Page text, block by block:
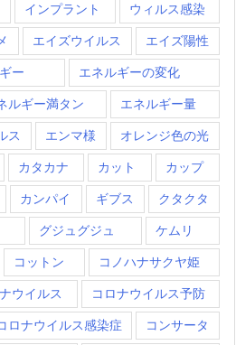
インプラント ウィルス感染
エイズウイルス エイズ陽性
ー エネルギーの変化
ルギー満タン エネルギー量
ス エンマ様 オレンジ色の光
カタカナ カット カップ
カンパイ ギブス クタクタ
グジュグジュ ケムリ
コットン コノハナサクヤ姫
ウイルス コロナウイルス予防
ロナウイルス感染症 コンサータ